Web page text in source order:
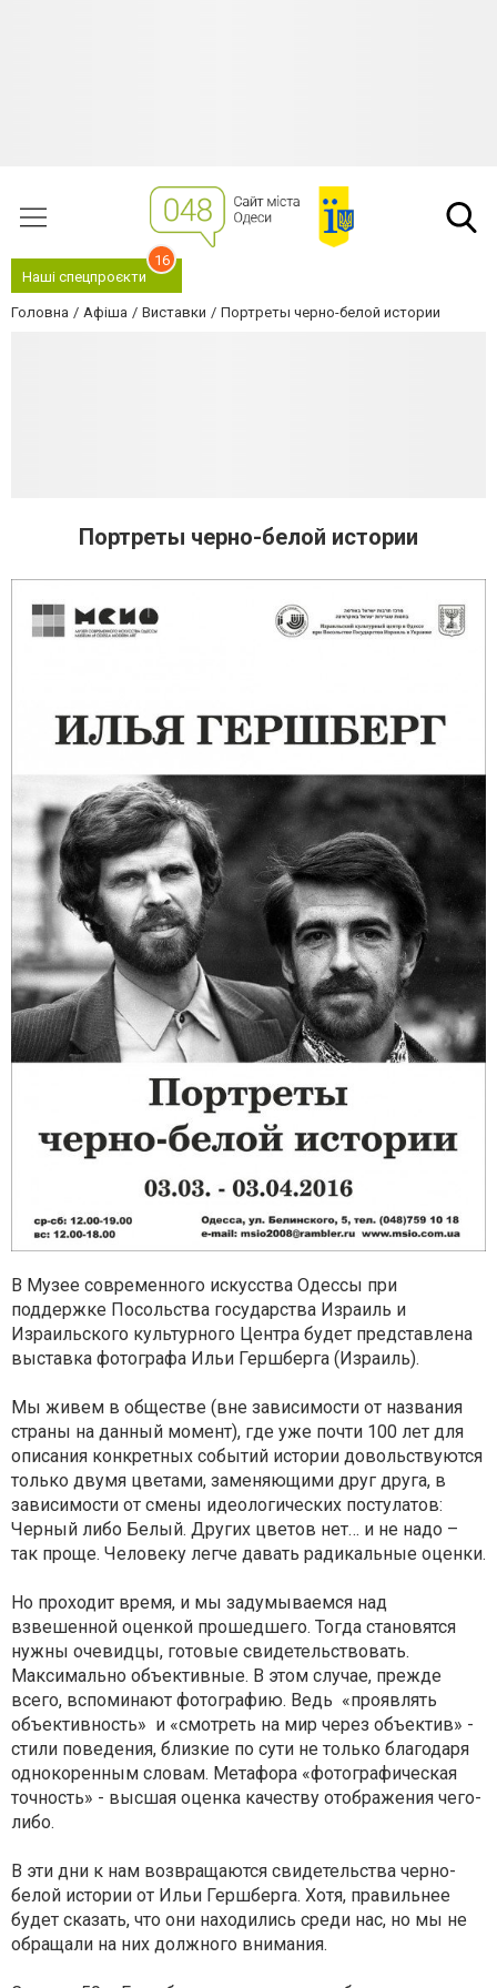
Наші спецпроєкти
16
Головна Афіша Виставки Портреты черно-белой истории
Портреты черно-белой истории
В Музее современного искусства Одессы при
поддержке Посольства государства Израиль и
Израильского культурного Центра будет представлена
выставка фотографа Ильи Гершберга (Израиль).
Мы живем в обществе (вне зависимости от названия
страны на данный момент), где уже почти 100 лет для
описания конкретных событий истории довольствуются
только двумя цветами, заменяющими друг друга, в
зависимости от смены идеологических постулатов:
Черный либо Белый. Других цветов нет… и не надо –
так проще. Человеку легче давать радикальные оценки.
Но проходит время, и мы задумываемся над
взвешенной оценкой прошедшего. Тогда становятся
нужны очевидцы, готовые свидетельствовать.
Максимально объективные. В этом случае, прежде
всего, вспоминают фотографию. Ведь «проявлять
объективность» и «смотреть на мир через объектив» -
стили поведения, близкие по сути не только благодаря
однокоренным словам. Метафора «фотографическая
точность» - высшая оценка качеству отображения чего-
либо.
​В эти дни к нам возвращаются свидетельства черно-
белой истории от Ильи Гершберга. Хотя, правильнее
будет сказать, что они находились среди нас, но мы не
обращали на них должного внимания.